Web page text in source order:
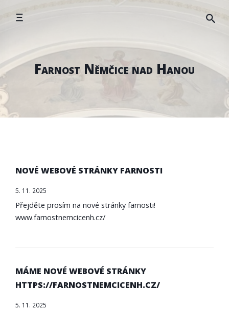
na
Farnost Němčice nad Hanou
NOVÉ WEBOVÉ STRÁNKY FARNOSTI
5. 11. 2025
Přejděte prosím na nové stránky farnosti!
www.farnostnemcicenh.cz/
MÁME NOVÉ WEBOVÉ STRÁNKY
HTTPS://FARNOSTNEMCICENH.CZ/
5. 11. 2025